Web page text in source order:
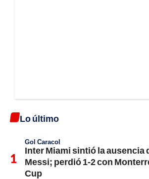
Lo último
Gol Caracol
Inter Miami sintió la ausencia
Messi; perdió 1-2 con
Cup